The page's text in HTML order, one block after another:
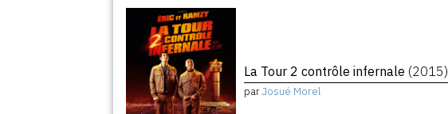
La Tour 2 contrôle infernale (2015)
parJosué Morel